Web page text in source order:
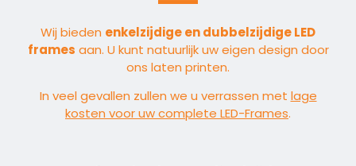
Wij bieden enkelzijdige en dubbelzijdige LED
frames aan. U kunt natuurlijk uw eigen design door
ons laten printen.
In veel gevallen zullen we u verrassen met lage
kosten voor uw complete LED-Frames.